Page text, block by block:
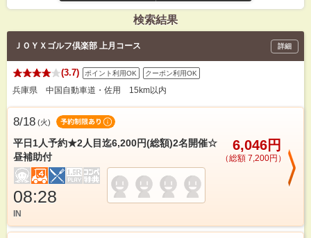
検索結果
ＪＯＹＸゴルフ倶楽部 上月コース 詳細
(3.7) ポイント利用OK クーポン利用OK
兵庫県 中国自動車道・佐用 15km以内
8/18 (火)
平日1人予約★2人目迄6,200円(総額)2名開催☆
昼補助付
6,046円
（総額 7,200円）
08:28
IN